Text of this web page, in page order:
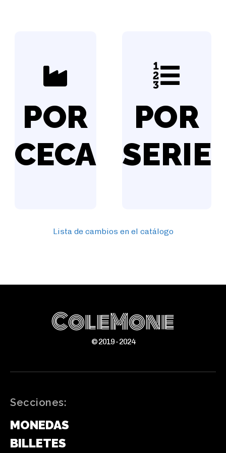
POR
CECA
POR
SERIE
Lista de cambios en el catálogo
ColeMone
© 2019 - 2024
Secciones:
MONEDAS
BILLETES